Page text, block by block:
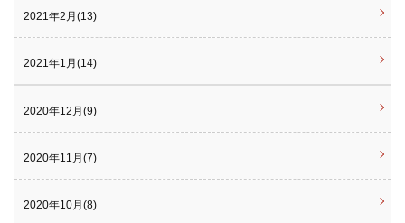
2021年2月(13)
2021年1月(14)
2020年12月(9)
2020年11月(7)
2020年10月(8)